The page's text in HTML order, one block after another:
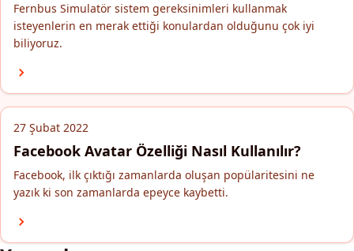
Fernbus Simulatör sistem gereksinimleri kullanmak
isteyenlerin en merak ettiği konulardan olduğunu çok iyi
biliyoruz.
27 Şubat 2022
Facebook Avatar Özelliği Nasıl Kullanılır?
Facebook, ilk çıktığı zamanlarda oluşan popülaritesini ne
yazık ki son zamanlarda epeyce kaybetti.